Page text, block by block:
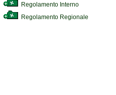
Regolamento Interno
Regolamento Regionale